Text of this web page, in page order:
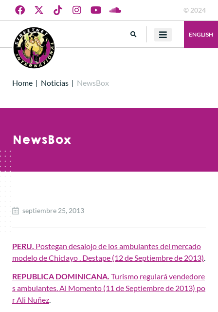
© 2024
ENGLISH
Home | Noticias | NewsBox
NewsBox
septiembre 25, 2013
PERU. Postegan desalojo de los ambulantes del mercado
modelo de Chiclayo . Destape (12 de Septiembre de 2013).
REPUBLICA DOMINICANA. Turismo regulará vendedore
s ambulantes. Al Momento (11 de Septiembre de 2013) po
r Ali Nuñez.